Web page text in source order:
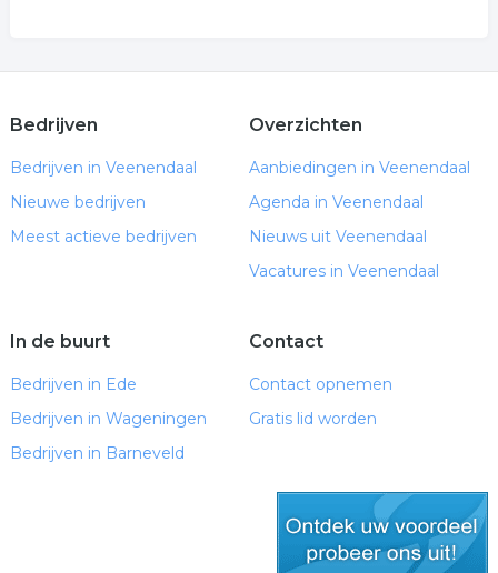
Bedrijven
Bedrijven in Veenendaal
Nieuwe bedrijven
Meest actieve bedrijven
Overzichten
Aanbiedingen in Veenendaal
Agenda in Veenendaal
Nieuws uit Veenendaal
Vacatures in Veenendaal
In de buurt
Bedrijven in Ede
Bedrijven in Wageningen
Bedrijven in Barneveld
Contact
Contact opnemen
Gratis lid worden